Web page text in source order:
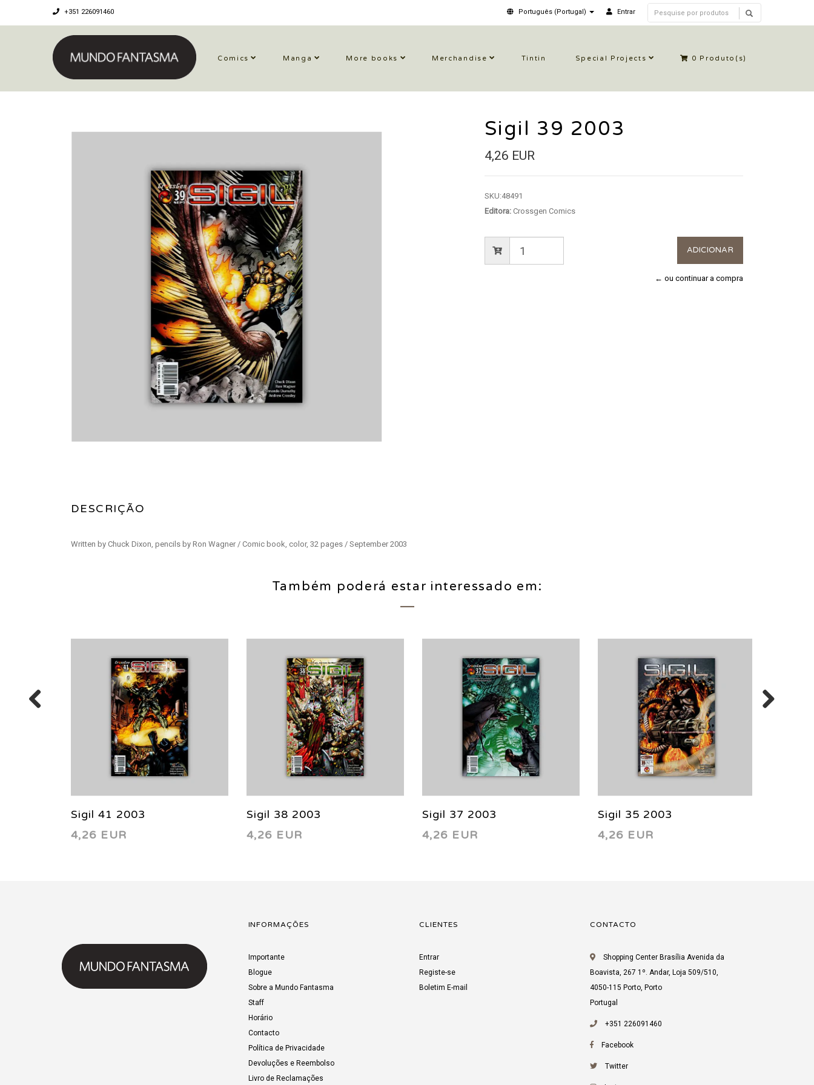
+351 226091460 Português (Portugal) Entrar
Comics Manga More books Merchandise Tintin Special Projects 0 Produto(s)
DESCRIÇÃO
Written by Chuck Dixon, pencils by Ron Wagner / Comic book, color, 32 pages / September 2003
Sigil 39 2003
4,26 EUR
SKU:48491
Editora:Crossgen Comics
← ou continuar a compra
Também poderá estar interessado em:
Sigil 41 2003
4,26 EUR
Sigil 38 2003
4,26 EUR
Sigil 37 2003
4,26 EUR
Sigil 35 2003
4,26 EUR
INFORMAÇÕES
Importante
Blogue
Sobre a Mundo Fantasma
Staff
Horário
Contacto
Política de Privacidade
Devoluções e Reembolso
Livro de Reclamações
CLIENTES
Entrar
Registe-se
Boletim E-mail
CONTACTO
Shopping Center Brasília Avenida da
Boavista, 267 1º. Andar, Loja 509/510,
4050-115 Porto, Porto
Portugal
+351 226091460
Facebook
Twitter